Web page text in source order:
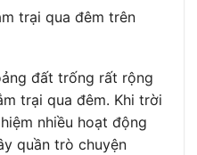
trại qua đêm trên
đất trống rất rộng
trại qua đêm. Khi trời
nhiều hoạt động
quần trò chuyện